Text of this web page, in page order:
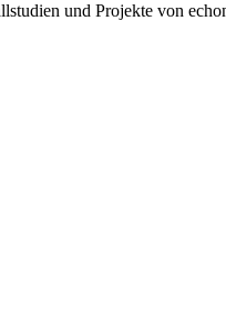
und Projekte von